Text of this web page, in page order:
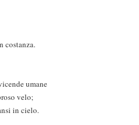
costanza.
umane
velo;
in cielo.